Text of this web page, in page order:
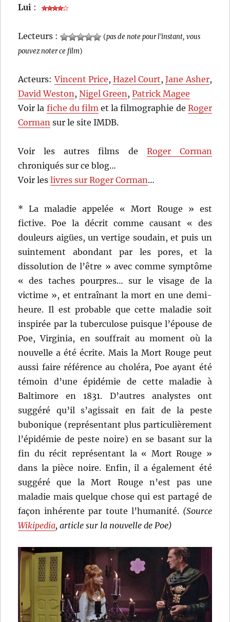
Lui :
Lecteurs : (pas de note pour l'instant, vous
pouvez noter ce film)
Acteurs:Vincent Price, Hazel Court,Jane Asher,
David Weston,Nigel Green,Patrick Magee
Voir la fiche du filmet la filmographie de Roger
Corman sur le site IMDB.
Voir les autres films de Roger Corman
chroniqués sur ce blog…
Voir leslivres sur Roger Corman…
* La maladie appelée « Mort Rouge » est
fictive. Poe la décrit comme causant « des
douleurs aigües, un vertige soudain, et puis un
suintement abondant par les pores, et la
dissolution de l’être » avec comme symptôme
« des taches pourpres… sur le visage de la
victime », et entraînant la mort en une demi-
heure. Il est probable que cette maladie soit
inspirée par la tuberculose puisque l’épouse de
Poe, Virginia, en souffrait au moment où la
nouvelle a été écrite. Mais la Mort Rouge peut
aussi faire référence au choléra, Poe ayant été
témoin d’une épidémie de cette maladie à
Baltimore en 1831. D’autres analystes ont
suggéré qu’il s’agissait en fait de la peste
bubonique (représentant plus particulièrement
l’épidémie de peste noire) en se basant sur la
fin du récit représentant la « Mort Rouge »
dans la pièce noire. Enfin, il a également été
suggéré que la Mort Rouge n’est pas une
maladie mais quelque chose qui est partagé de
façon inhérente par toute l’humanité. (Source
Wikipedia, article sur la nouvelle de Poe)